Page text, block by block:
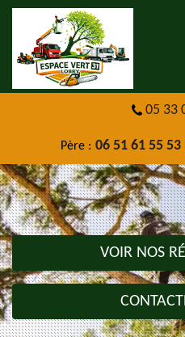
05 33
Père : 06 51 61 55 53
VOIR NOS